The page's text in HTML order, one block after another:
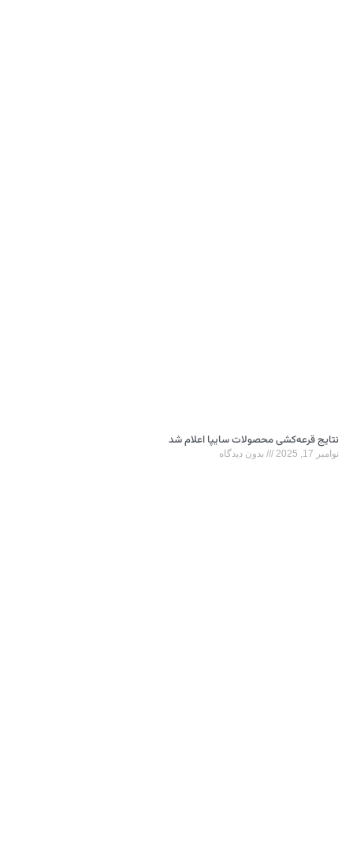
نتایج قرعه‌کشی محصولات سایپا اعلام شد
نوامبر 17, 2025 بدون دیدگاه